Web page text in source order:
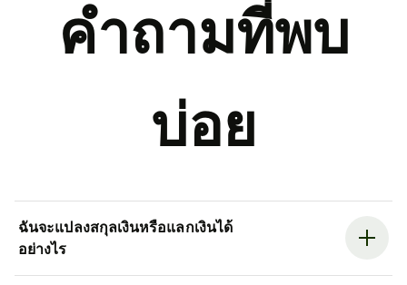
คำถามที่พบ
บ่อย
ฉันจะแปลงสกุลเงินหรือแลกเงินได้
อย่างไร